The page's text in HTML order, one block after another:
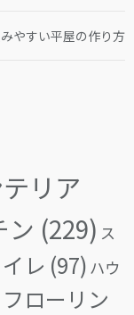
やすい平屋の作り方
リア
ン (229) ス
イレ (97) ハウ
フローリン